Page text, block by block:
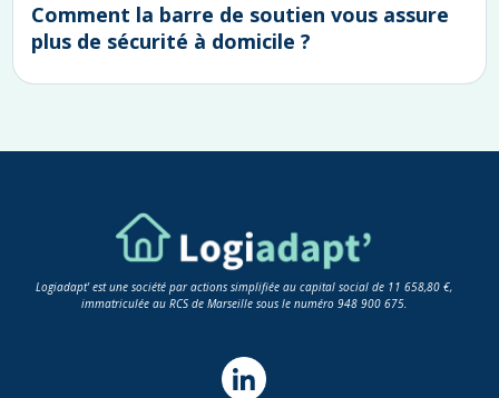
Comment la barre de soutien vous assure
plus de sécurité à domicile ?
Logiadapt' est une société par actions simplifiée au capital social de 11 658,80 €,
immatriculée au RCS de Marseille sous le numéro 948 900 675.